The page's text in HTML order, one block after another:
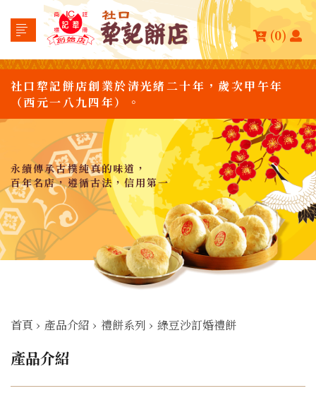
(0)
社口犂記餅店創業於清光緒二十年，歲次甲午年
（西元一八九四年）。
永續傳承古樸純真的味道，
百年名店，遵循古法，信用第一
首頁 › 產品介紹 › 禮餅系列 › 綠豆沙訂婚禮餅
產品介紹